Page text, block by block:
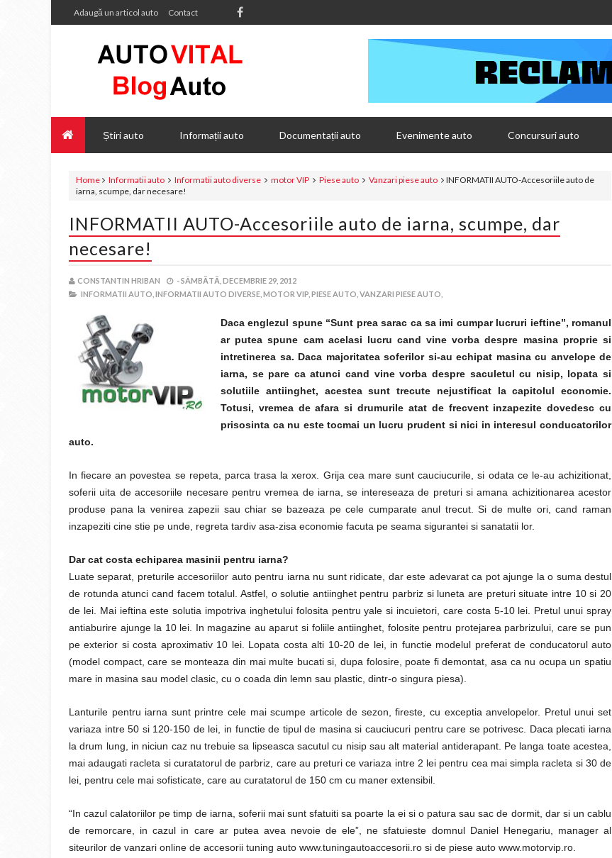
Adaugă un articol auto Contact
Știri auto Informații auto Documentații auto Evenimente auto Concursuri auto
Home Informatii auto Informatii auto diverse motor VIP Piese auto Vanzari piese auto
INFORMATII AUTO-Accesoriile auto de
iarna, scumpe, dar necesare!
INFORMATII AUTO-Accesoriile auto de iarna, scumpe, dar
necesare!
CONSTANTIN HRIBAN -SÂMBĂTĂ, DECEMBRIE 29, 2012
INFORMATII AUTO, INFORMATII AUTO DIVERSE, MOTOR VIP, PIESE AUTO, VANZARI PIESE AUTO,
Daca englezul spune “Sunt prea sarac ca sa imi cumpar lucruri ieftine”, romanul
ar putea spune cam acelasi lucru cand vine vorba despre masina proprie si
intretinerea sa. Daca majoritatea soferilor si-au echipat masina cu anvelope de
iarna, se pare ca atunci cand vine vorba despre saculetul cu nisip, lopata si
solutiile antiinghet, acestea sunt trecute nejustificat la capitolul economie.
Totusi, vremea de afara si drumurile atat de frecvent inzapezite dovedesc cu
prisosinta ca nu este tocmai un lucru prudent si nici in interesul conducatorilor
auto.
In fiecare an povestea se repeta, parca trasa la xerox. Grija cea mare sunt cauciucurile, si odata ce le-au achizitionat,
soferii uita de accesoriile necesare pentru vremea de iarna, se intereseaza de preturi si amana achizitionarea acestor
produse pana la venirea zapezii sau chiar se bazeaza pe cele cumparate anul trecut. Si de multe ori, cand raman
inzapeziti cine stie pe unde, regreta tardiv asa-zisa economie facuta pe seama sigurantei si sanatatii lor.
Dar cat costa echiparea masinii pentru iarna?
Luate separat, preturile accesoriilor auto pentru iarna nu sunt ridicate, dar este adevarat ca pot ajunge la o suma destul
de rotunda atunci cand facem totalul. Astfel, o solutie antiinghet pentru parbriz si luneta are preturi situate intre 10 si 20
de lei. Mai ieftina este solutia impotriva inghetului folosita pentru yale si incuietori, care costa 5-10 lei. Pretul unui spray
antiaburire ajunge la 10 lei. In magazine au aparut si foliile antiinghet, folosite pentru protejarea parbrizului, care se pun
pe exterior si costa aproximativ 10 lei. Lopata costa alti 10-20 de lei, in functie modelul preferat de conducatorul auto
(model compact, care se monteaza din mai multe bucati si, dupa folosire, poate fi demontat, asa ca nu ocupa un spatiu
mare in masina sau model clasic, cu o coada din lemn sau plastic, dintr-o singura piesa).
Lanturile pentru iarna sunt printre cele mai scumpe articole de sezon, fireste, cu exceptia anvelopelor. Pretul unui set
variaza intre 50 si 120-150 de lei, in functie de tipul de masina si cauciucuri pentru care se potrivesc. Daca plecati iarna
la drum lung, in niciun caz nu trebuie sa lipseasca sacutul cu nisip sau alt material antiderapant. Pe langa toate acestea,
mai adaugati racleta si curatatorul de parbriz, care au preturi ce variaza intre 2 lei pentru cea mai simpla racleta si 30 de
lei, pentru cele mai sofisticate, care au curatatorul de 150 cm cu maner extensibil.
“In cazul calatoriilor pe timp de iarna, soferii mai sunt sfatuiti sa poarte la ei si o patura sau sac de dormit, dar si un cablu
de remorcare, in cazul in care ar putea avea nevoie de ele”, ne sfatuieste domnul Daniel Henegariu, manager al
siteurilor de vanzari online de accesorii tuning auto www.tuningautoaccesorii.ro si de piese auto www.motorvip.ro.